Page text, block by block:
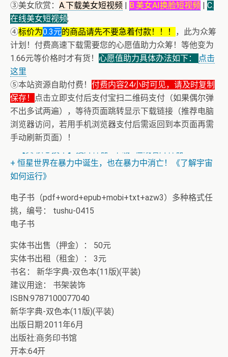
③美女欣赏： A.下载美女短视频 | B.美女AI换脸短视频 | C.
在线美女短视频;
④标价为0.3元的商品请先不要急着付款！！！
，此为众筹
计划！付费高速下载需要您的心愿值助力众筹！等他变为
1.66元等价格时才有货！ 心愿值助力具体办法如下：
点击
这里
⑤本站资源自助付费！ 付费内容24小时可见，请及时复制
保存！
点击立即支付后支付宝扫二维码支付（如果偶尔弹
不出多试两遍），等待页面跳转显示下载链接（推荐电脑
浏览器访问，若用手机浏览器支付后需返回到本页面再需
手动刷新页面）！
+ 恒星世界在暴力中诞生，也在暴力中消亡！《了解宇宙
如何运行》
电子书（pdf+word+epub+mobi+txt+azw3）多种格式任
挑，编号： tushu-0415
电子书
实体书出售（押金）： 50元
实体书出租（租金）： 3元
书名： 新华字典-双色本(11版)(平装)
建议用途： 书架装饰
ISBN:9787100077040
新华字典-双色本(11版)(平装)
出版日期:2011年6月
出版社:商务印书馆
开本:64开